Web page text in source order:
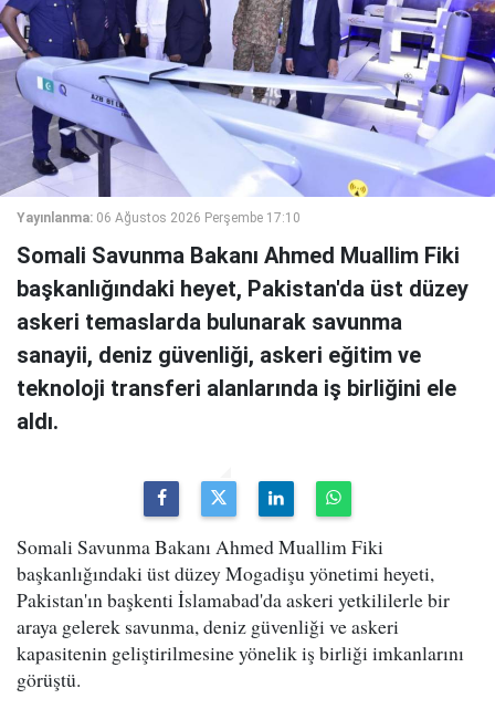
Yayınlanma: 06 Ağustos 2026 Perşembe 17:10
Somali Savunma Bakanı Ahmed Muallim Fiki
başkanlığındaki heyet, Pakistan'da üst düzey
askeri temaslarda bulunarak savunma
sanayii, deniz güvenliği, askeri eğitim ve
teknoloji transferi alanlarında iş birliğini ele
aldı.
Somali Savunma Bakanı Ahmed Muallim Fiki
başkanlığındaki üst düzey Mogadişu yönetimi heyeti,
Pakistan'ın başkenti İslamabad'da askeri yetkililerle bir
araya gelerek savunma, deniz güvenliği ve askeri
kapasitenin geliştirilmesine yönelik iş birliği imkanlarını
görüştü.